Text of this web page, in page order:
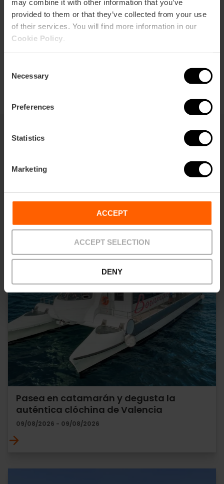
may combine it with other information that you’ve
provided to them or that they’ve collected from your use
of their services. You will find more information in our
Cookie Policy
Selection
Necessary
Preferences
Statistics
Marketing
ACCEPT
ACCEPT SELECTION
DENY
Cómo llegar
Pasea en catamarán y degusta la
auténtica clóchina de Valencia
09/08/2026 - 09/08/2026